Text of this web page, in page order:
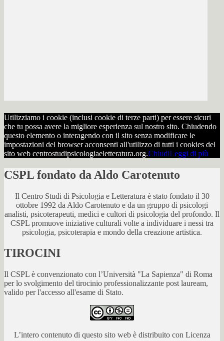
Utilizziamo i cookie (inclusi cookie di terze parti) per essere sicuri
che tu possa avere la migliore esperienza sul nostro sito. Chiudendo
questo elemento o interagendo con il sito senza modificare le
impostazioni del browser acconsenti all'utilizzo di tutti i cookies del
sito web centrostudipsicologiaeletteratura.org.ChiudiLeggi di più
CSPL fondato da Aldo Carotenuto
Il Centro Studi di Psicologia e Letteratura è stato fondato il 30
ottobre 1992 da Aldo Carotenuto e da un gruppo di psicologi
analisti, psicoterapeuti, medici e cultori di psicologia del profondo. Il
CSPL promuove iniziative culturali volte a individuare i nessi tra
psicologia, psicoterapia e mondo della creazione artistica.
TIROCINI
Il CSPL è convenzionato con l’Università "La Sapienza" di Roma
per lo svolgimento del tirocinio professionalizzante post lauream,
valido per l'accesso all'esame di Stato.
L’intero contenuto di questo sito web è distribuito con Licenza